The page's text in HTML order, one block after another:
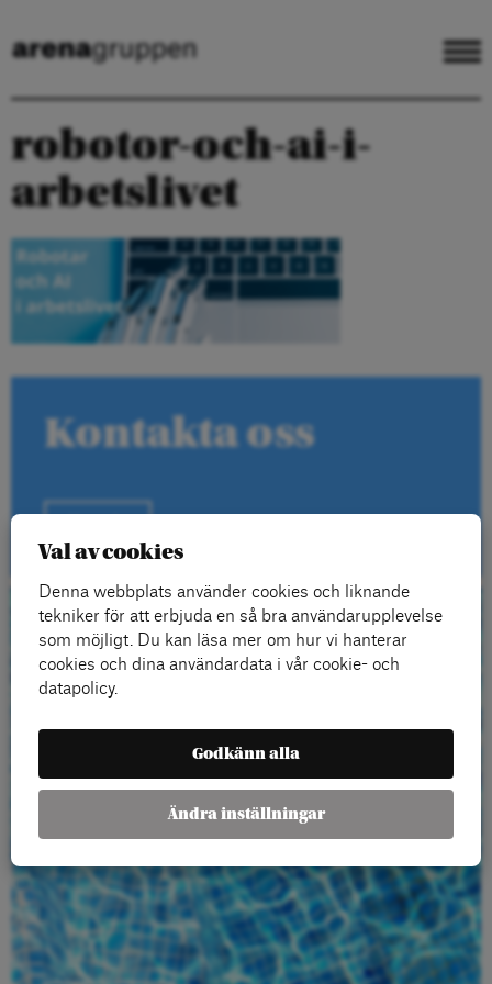
robotor-och-ai-i-
arbetslivet
Kontakta oss
Beställ gratis
material
Val av cookies
Denna webbplats använder cookies och liknande
tekniker för att erbjuda en så bra användarupplevelse
som möjligt. Du kan läsa mer om hur vi hanterar
cookies och dina användardata i vår cookie- och
datapolicy.
Godkänn alla
Ändra inställningar